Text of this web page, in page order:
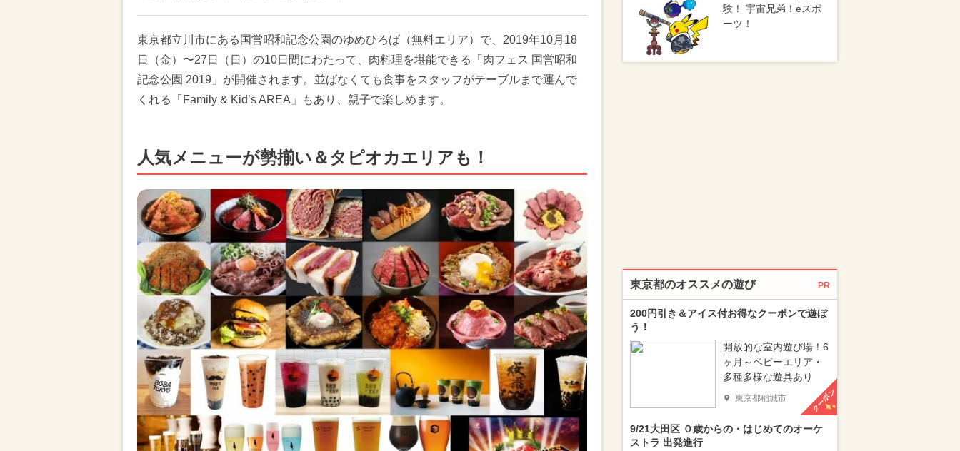
東京都立川市にある国営昭和記念公園のゆめひろば（無料エリア）で、2019年10月18
日（金）〜27日（日）の10日間にわたって、肉料理を堪能できる「肉フェス 国営昭和
記念公園 2019」が開催されます。並ばなくても食事をスタッフがテーブルまで運んで
くれる「Family & Kid’s AREA」もあり、親子で楽しめます。
人気メニューが勢揃い＆タピオカエリアも！
験！ 宇宙兄弟！eスポ
ーツ！
東京都のオススメの遊び PR
200円引き＆アイス付お得なクーポンで遊ぼ
う！
開放的な室内遊び場！6
ヶ月～ベビーエリア・
多種多様な遊具あり
東京都稲城市 クーポン
9/21大田区 ０歳からの・はじめてのオーケ
ストラ 出発進行